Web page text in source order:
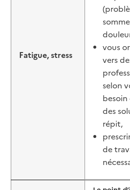
Fatigue, stress
vous
vers
selon
besoin
des
répit,
de